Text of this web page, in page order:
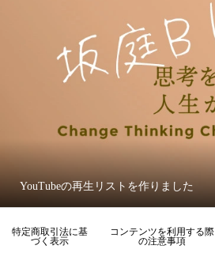
YouTubeの再生リストを作りました
特定商取引法に基
づく表示
コンテンツを利用する際
の注意事項